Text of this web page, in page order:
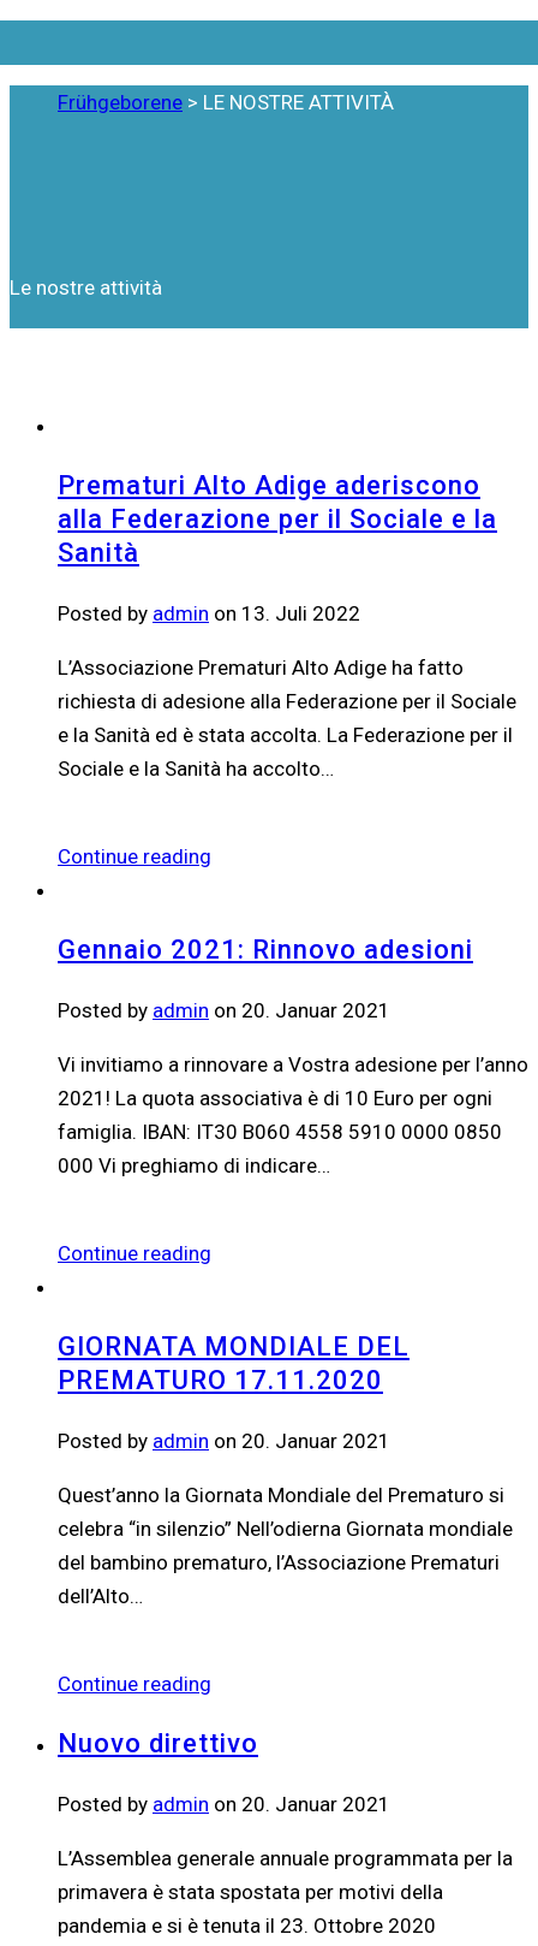
Frühgeborene > LE NOSTRE ATTIVITÀ
Le nostre attività
Prematuri Alto Adige aderiscono
alla Federazione per il Sociale e la
Sanità
Posted by admin on 13. Juli 2022
L’Associazione Prematuri Alto Adige ha fatto
richiesta di adesione alla Federazione per il Sociale
e la Sanità ed è stata accolta. La Federazione per il
Sociale e la Sanità ha accolto…
Continue reading
Gennaio 2021: Rinnovo adesioni
Posted by admin on 20. Januar 2021
Vi invitiamo a rinnovare a Vostra adesione per l’anno
2021! La quota associativa è di 10 Euro per ogni
famiglia. IBAN: IT30 B060 4558 5910 0000 0850
000 Vi preghiamo di indicare…
Continue reading
GIORNATA MONDIALE DEL
PREMATURO 17.11.2020
Posted by admin on 20. Januar 2021
Quest’anno la Giornata Mondiale del Prematuro si
celebra “in silenzio” Nell’odierna Giornata mondiale
del bambino prematuro, l’Associazione Prematuri
dell’Alto…
Continue reading
Nuovo direttivo
Posted by admin on 20. Januar 2021
L’Assemblea generale annuale programmata per la
primavera è stata spostata per motivi della
pandemia e si è tenuta il 23. Ottobre 2020